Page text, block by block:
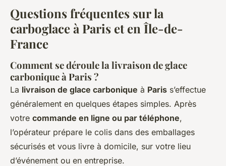
Questions fréquentes sur la
carboglace à Paris et en Île-de-
France
Comment se déroule la livraison de glace
carbonique à Paris ?
La livraison de glace carbonique à Paris s’effectue
généralement en quelques étapes simples. Après
votre commande en ligne ou par téléphone,
l’opérateur prépare le colis dans des emballages
sécurisés et vous livre à domicile, sur votre lieu
d’événement ou en entreprise.